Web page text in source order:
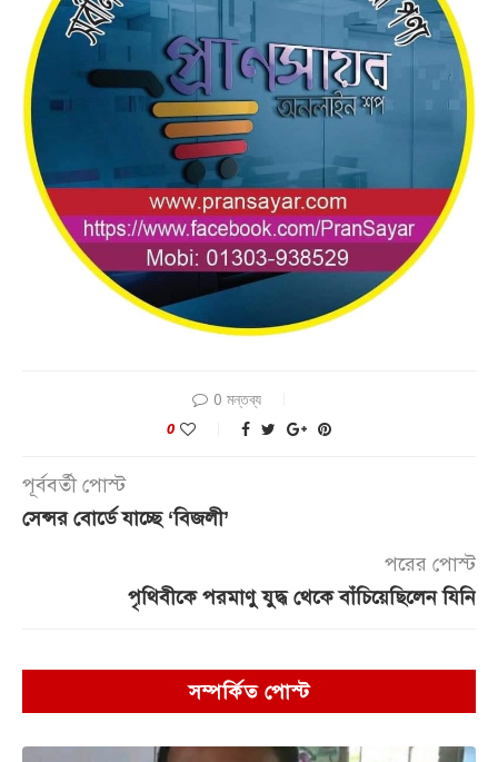
0 মন্তব্য
0
পূর্ববর্তী পোস্ট
সেন্সর বোর্ডে যাচ্ছে ‘বিজলী’
পরের পোস্ট
পৃথিবীকে পরমাণু যুদ্ধ থেকে বাঁচিয়েছিলেন যিনি
সম্পর্কিত পোস্ট